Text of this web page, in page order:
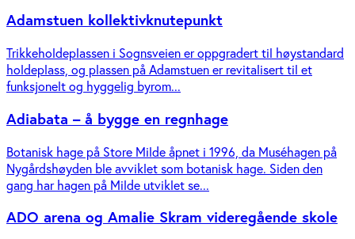
Adamstuen kollektivknutepunkt
Trikkeholdeplassen i Sognsveien er oppgradert til høystandard
holdeplass, og plassen på Adamstuen er revitalisert til et
funksjonelt og hyggelig byrom...
Adiabata – å bygge en regnhage
Botanisk hage på Store Milde åpnet i 1996, da Muséhagen på
Nygårdshøyden ble avviklet som botanisk hage. Siden den
gang har hagen på Milde utviklet se...
ADO arena og Amalie Skram videregående skole